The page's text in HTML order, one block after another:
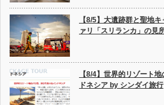
【8/5】大遺跡群と聖地
ァリ「スリランカ」の見
【8/4】世界的リゾート
ドネシア by シンダイ旅行